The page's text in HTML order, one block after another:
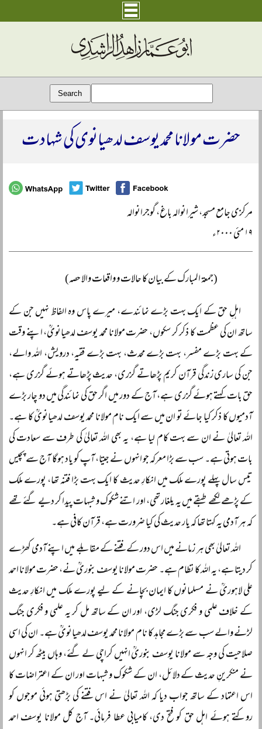
حضرت مولانا محمد یوسف لدھیانوی کی شہادت
مرکزی جامع مسجد، شیرانوالہ باغ، گوجرانوالہ
۱۹ مئی ۲۰۰۰ء
(جمعۃ المبارک کے بیان کا حالات و واقعات والا حصہ)
اہلِ حق کے ایک بہت بڑے نمائندے، میرے پاس وہ الفاظ نہیں جن کے
ساتھ ان کی عظمت کا ذکر کر سکوں، حضرت مولانا محمد یوسف لدھیانویؒ، اپنے وقت
کے بہت بڑے مفسر، بہت بڑے محدث، بہت بڑے فقیہ، درویش، اللہ والے،
جن کی ساری زندگی قرآن کریم پڑھاتے گزری، حدیث پڑھاتے ہوئے گزری ہے،
حق بات کہتے ہوئے گزری ہے، آج کے دور میں اگر حق کی نمائندگی میں دو چار بڑے
آدمیوں کا ذکر کیا جائے تو ان میں سے ایک نام مولانا محمد یوسف لدھیانویؒ کا ہے۔
اللہ تعالیٰ نے ان سے بہت کام لیا ہے، یہ بھی اللہ تعالیٰ کی طرف سے سعادت کی
بات ہوتی ہے۔ سب سے بڑا معرکہ جو انہوں نے جیتا، آپ کو یاد ہوگا آج سے پچیس
تیس سال پہلے پورے ملک میں انکارِ حدیث کا ایک بہت بڑا فتنہ تھا، پورے ملک
کے پڑھے لکھے طبقے میں یہ یلغار تھی، اور اتنے شکوک و شبہات پیدا کر دیے گئے تھے
کہ ہر آدمی یہ کہتا تھا کہ یار حدیث کی کیا ضرورت ہے، قرآن کافی ہے۔
اللہ تعالیٰ بھی ہر زمانے میں اس دور کے فتنے کے مقابلے میں اپنے آدمی کھڑے
کر دیتا ہے، یہ اللہ کا نظام ہے۔ حضرت مولانا یوسف بنوریؒ نے، حضرت مولانا احمد
علی لاہوریؒ نے مسلمانوں کا ایمان بچانے کے لیے پورے ملک میں انکارِ حدیث
کے خلاف علمی و فکری جنگ لڑی، اور ان کے ساتھ مل کر یہ علمی و فکری جنگ
لڑنے والے سب سے بڑے مجاہد کا نام مولانا محمد یوسف لدھیانویؒ ہے۔ ان کی اسی
صلاحیت کی وجہ سے مولانا یوسف بنوریؒ انہیں کراچی لے گئے، وہاں بیٹھ کر انہوں
نے منکرینِ حدیث کے دلائل، ان کے شکوک و شبہات اور ان کے اعتراضات کا
اس اعتماد کے ساتھ جواب دیا کہ اللہ تعالیٰ نے اس فتنے کی بڑھتی ہوئی موجوں کو
روکتے ہوئے اہل حق کو فتح دی، کامیابی عطا فرمائی۔ آج کل مولانا یوسف احمد